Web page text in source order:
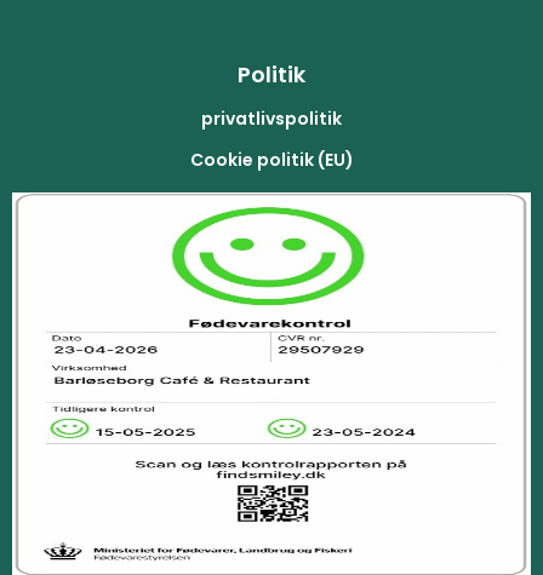
Politik
privatlivspolitik
Cookie politik (EU)